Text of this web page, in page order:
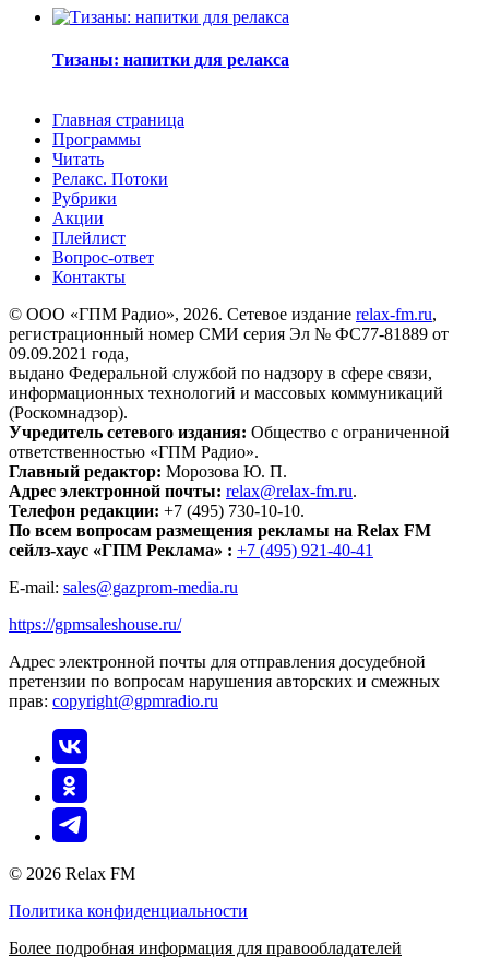
Тизаны: напитки для релакса
Главная страница
Программы
Читать
Релакс. Потоки
Рубрики
Акции
Плейлист
Вопрос-ответ
Контакты
© ООО «ГПМ Радио», 2026. Сетевое издание relax-fm.ru,
регистрационный номер СМИ серия Эл № ФС77-81889 от
09.09.2021 года,
выдано Федеральной службой по надзору в сфере связи,
информационных технологий и массовых коммуникаций
(Роскомнадзор).
Учредитель сетевого издания: Общество с ограниченной
ответственностью «ГПМ Радио».
Главный редактор: Морозова Ю. П.
Адрес электронной почты: relax@relax-fm.ru.
Телефон редакции: +7 (495) 730-10-10.
По всем вопросам размещения рекламы на Relax FM
сейлз-хаус «ГПМ Реклама» : +7 (495) 921-40-41
E-mail: sales@gazprom-media.ru
https://gpmsaleshouse.ru/
Адрес электронной почты для отправления досудебной
претензии по вопросам нарушения авторских и смежных
прав: copyright@gpmradio.ru
© 2026 Relax FM
Политика конфиденциальности
Более подробная информация для правообладателей